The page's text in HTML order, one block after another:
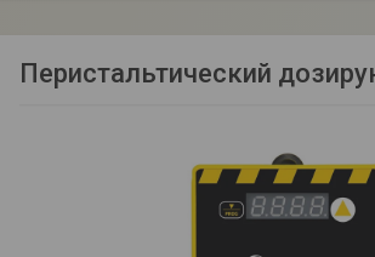
Перистальтический